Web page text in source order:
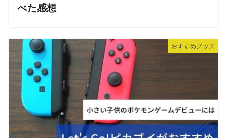
べた感想
おすすめグッズ